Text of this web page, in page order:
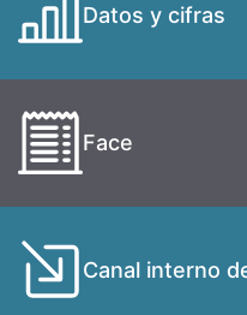
Datos y cifras
Face
Canal interno